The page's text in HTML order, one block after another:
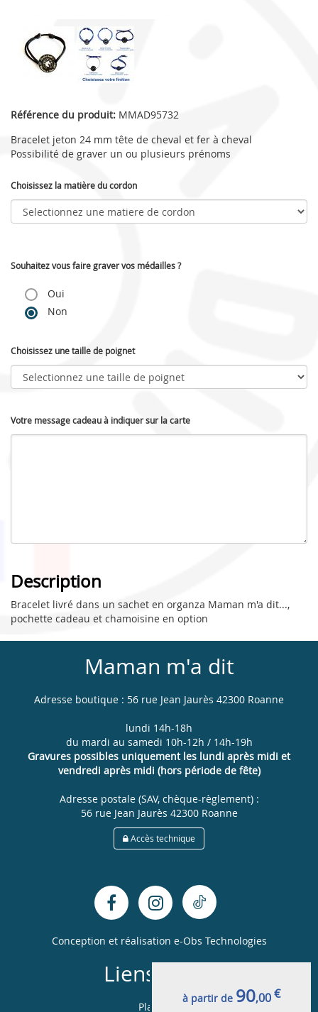
Référence du produit: MMAD95732
Bracelet jeton 24 mm tête de cheval et fer à cheval
Possibilité de graver un ou plusieurs prénoms
Choisissez la matière du cordon
Souhaitez vous faire graver vos médailles ?
Oui
Non
Choisissez une taille de poignet
Votre message cadeau à indiquer sur la carte
Description
Bracelet livré dans un sachet en organza Maman m'a dit...,
pochette cadeau et chamoisine en option
à partir de 90,00€
Maman m'a dit
Adresse boutique : 56 rue Jean Jaurès 42300 Roanne
lundi 14h-18h
du mardi au samedi 10h-12h / 14h-19h
Gravures possibles uniquement les lundi après midi et
vendredi après midi (hors période de fête)
Adresse postale (SAV, chèque-règlement) :
56 rue Jean Jaurès 42300 Roanne
Accès technique
Conception et réalisation e-Obs Technologies
Liens utiles
Plan du site